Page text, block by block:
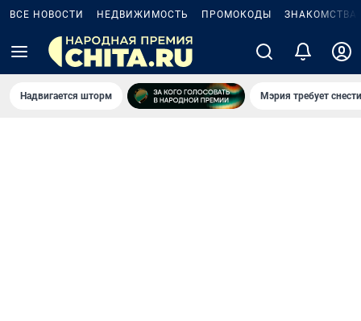
ВСЕ НОВОСТИ НЕДВИЖИМОСТЬ ПРОМОКОДЫ ЗНАКОМСТВА
Надвигается шторм Мэрия требует